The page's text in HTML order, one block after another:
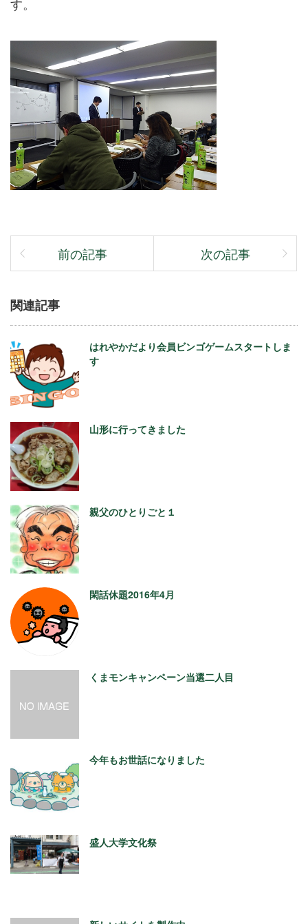
前の記事 次の記事
関連記事
はれやかだより会員ビンゴゲームスタートしま
す
山形に行ってきました
親父のひとりごと１
閑話休題2016年4月
くまモンキャンペーン当選二人目
今年もお世話になりました
盛人大学文化祭